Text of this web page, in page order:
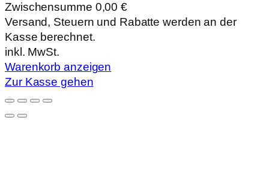
Produkte
im
Warenkorb
Zwischensumme 0,00 €
Versand, Steuern und Rabatte werden an der
Kasse berechnet.
inkl. MwSt.
Warenkorb anzeigen
Zur Kasse gehen